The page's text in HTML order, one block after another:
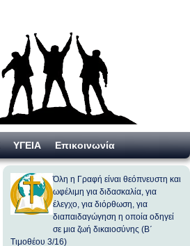
ΥΓΕΙΑ Επικοινωνία
Όλη η Γραφή είναι θεόπνευστη και
ωφέλιμη για διδασκαλία, για
έλεγχο, για διόρθωση, για
διαπαιδαγώγηση η οποία οδηγεί
σε μια ζωή δικαιοσύνης (Β΄
Τιμοθέου 3/16)